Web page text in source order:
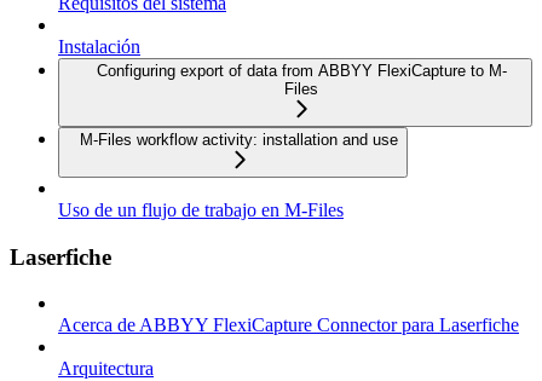
Instalación
Configuring export of data from ABBYY FlexiCapture to M-
Files
M-Files workflow activity: installation and use
Uso de un flujo de trabajo en M-Files
Laserfiche
Acerca de ABBYY FlexiCapture Connector para Laserfiche
Arquitectura